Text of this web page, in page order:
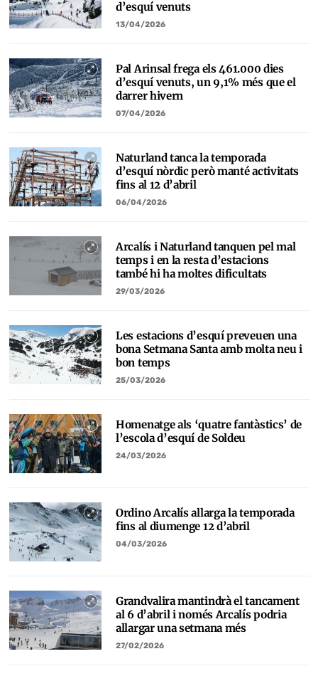
d’esquí venuts
13/04/2026
Pal Arinsal frega els 461.000 dies
d’esquí venuts, un 9,1% més que el
darrer hivern
07/04/2026
Naturland tanca la temporada
d’esquí nòrdic però manté activitats
fins al 12 d’abril
06/04/2026
Arcalís i Naturland tanquen pel mal
temps i en la resta d’estacions
també hi ha moltes dificultats
29/03/2026
Les estacions d’esquí preveuen una
bona Setmana Santa amb molta neu i
bon temps
25/03/2026
Homenatge als ‘quatre fantàstics’ de
l’escola d’esquí de Soldeu
24/03/2026
Ordino Arcalís allarga la temporada
fins al diumenge 12 d’abril
04/03/2026
Grandvalira mantindrà el tancament
al 6 d’abril i només Arcalís podria
allargar una setmana més
27/02/2026